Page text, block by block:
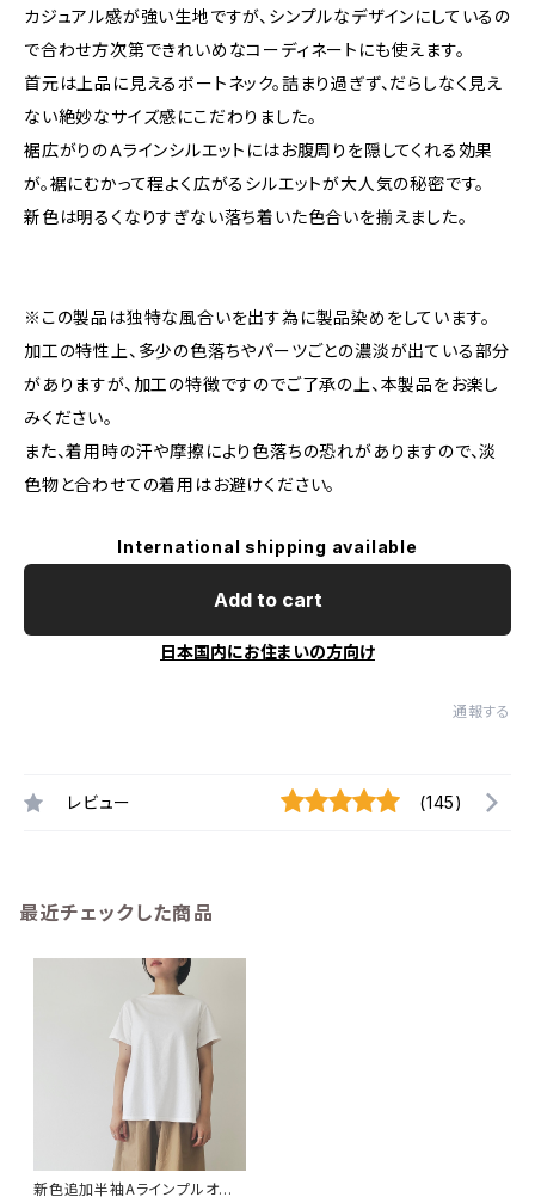
カジュアル感が強い生地ですが、シンプルなデザインにしているの
で合わせ方次第できれいめなコーディネートにも使えます。
首元は上品に見えるボートネック。詰まり過ぎず、だらしなく見え
ない絶妙なサイズ感にこだわりました。
裾広がりのＡラインシルエットにはお腹周りを隠してくれる効果
が。裾にむかって程よく広がるシルエットが大人気の秘密です。
新色は明るくなりすぎない落ち着いた色合いを揃えました。
※この製品は独特な風合いを出す為に製品染めをしています。
加工の特性上、多少の色落ちやパーツごとの濃淡が出ている部分
がありますが、加工の特徴ですのでご了承の上、本製品をお楽し
みください。
また、着用時の汗や摩擦により色落ちの恐れがありますので、淡
色物と合わせての着用はお避けください。
International shipping available
Add to cart
日本国内にお住まいの方向け
通報する
レビュー (145)
最近チェックした商品
新色追加半袖Aラインプルオー